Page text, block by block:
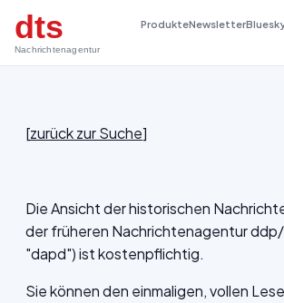
dts
Nachrichtenagentur
ProdukteNewsletter
[zurück zur Suche]
Die Ansicht der historischen
der früheren Nachrichtenagentur
"dapd") ist kostenpflichtig.
Sie können den einmaligen, vollen